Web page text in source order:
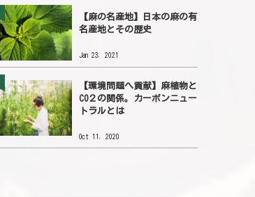
【麻の名産地】日本の麻の有
名産地とその歴史
Jan 23, 2021
【環境問題へ貢献】麻植物と
CO２の関係。カーボンニュー
トラルとは
Oct 11, 2020